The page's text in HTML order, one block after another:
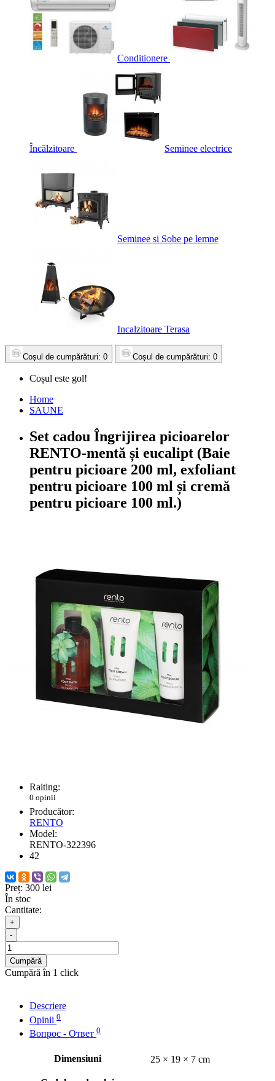
Conditionere
Încălzitoare Seminee electrice
Seminee si Sobe pe lemne
Incalzitoare Terasa
Coșul de cumpărături: 0 Coșul de cumpărături: 0
Coșul este gol!
Home
SAUNE
Set cadou Îngrijirea picioarelor
RENTO-mentă și eucalipt (Baie
pentru picioare 200 ml, exfoliant
pentru picioare 100 ml și cremă
pentru picioare 100 ml.)
Raiting:
0 opinii
Producător:
RENTO
Model:
RENTO-322396
42
Preț: 300 lei
În stoc
Cantitate:
+
-
Cumpără
Cumpără în 1 click
Descriere
Opinii 0
Вопрос - Ответ 0
Dimensiuni 25 × 19 × 7 cm